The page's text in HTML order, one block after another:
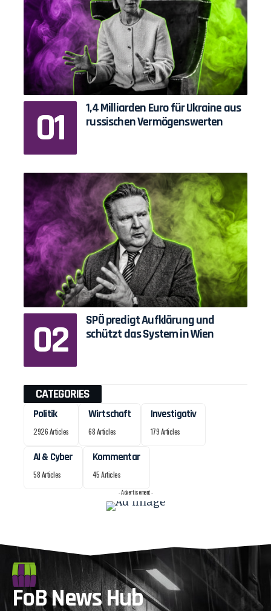
1,4 Milliarden Euro für Ukraine aus
russischen Vermögenswerten
SPÖ predigt Aufklärung und
schützt das System in Wien
CATEGORIES
Politik
2926 Articles
Wirtschaft
68 Articles
Investigativ
179 Articles
AI & Cyber
58 Articles
Kommentar
45 Articles
- Advertisement -
FoB News Hub